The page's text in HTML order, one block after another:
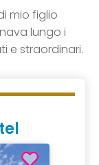
mio figlio
lungo i
e straordinari.